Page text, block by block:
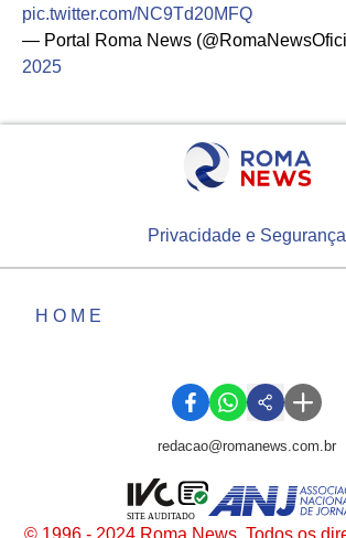
pic.twitter.com/NC9Td20MFQ
— Portal Roma News
2025
Privacidade e Segurança
HOME
redacao@romanews.com.br
SITE AUDITADO